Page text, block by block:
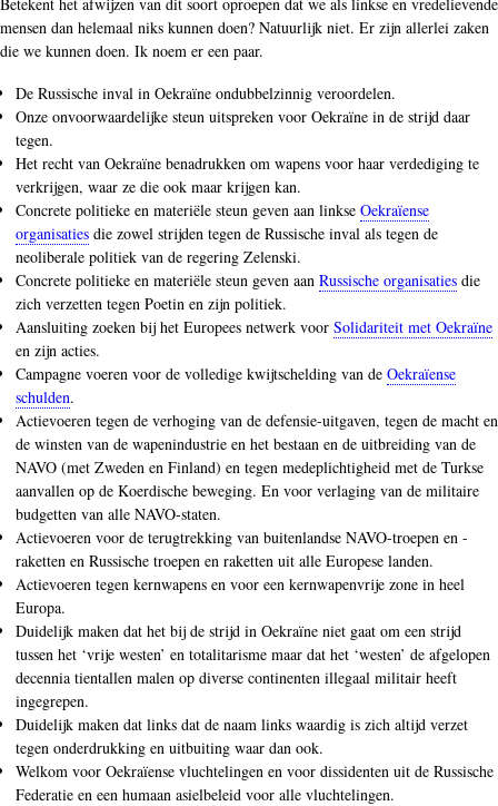
mensen dan helemaal niks kunnen doen? Natuurlijk niet. Er zijn allerlei zaken
die we kunnen doen. Ik noem er een paar.
De Russische inval in Oekraïne ondubbelzinnig veroordelen.
Onze onvoorwaardelijke steun uitspreken voor Oekraïne in de strijd daar
tegen.
Het recht van Oekraïne benadrukken om wapens voor haar verdediging te
verkrijgen, waar ze die ook maar krijgen kan.
Concrete politieke en materiële steun geven aan linkse Oekraïense
organisaties die zowel strijden tegen de Russische inval als tegen de
neoliberale politiek van de regering Zelenski.
Concrete politieke en materiële steun geven aan Russische organisaties die
zich verzetten tegen Poetin en zijn politiek.
Aansluiting zoeken bij het Europees netwerk voor Solidariteit met Oekraïne
en zijn acties.
Campagne voeren voor de volledige kwijtschelding van de Oekraïense
schulden.
Actievoeren tegen de verhoging van de defensie-uitgaven, tegen de macht en
de winsten van de wapenindustrie en het bestaan en de uitbreiding van de
NAVO (met Zweden en Finland) en tegen medeplichtigheid met de Turkse
aanvallen op de Koerdische beweging. En voor verlaging van de militaire
budgetten van alle NAVO-staten.
Actievoeren voor de terugtrekking van buitenlandse NAVO-troepen en -
raketten en Russische troepen en raketten uit alle Europese landen.
Actievoeren tegen kernwapens en voor een kernwapenvrije zone in heel
Europa.
Duidelijk maken dat het bij de strijd in Oekraïne niet gaat om een strijd
tussen het ‘vrije westen’ en totalitarisme maar dat het ‘westen’ de afgelopen
decennia tientallen malen op diverse continenten illegaal militair heeft
ingegrepen.
Duidelijk maken dat links dat de naam links waardig is zich altijd verzet
tegen onderdrukking en uitbuiting waar dan ook.
Welkom voor Oekraïense vluchtelingen en voor dissidenten uit de Russische
Federatie en een humaan asielbeleid voor alle vluchtelingen.